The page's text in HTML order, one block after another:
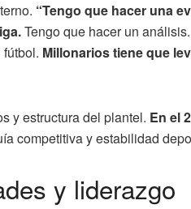
“Tengo que hacer una
Tengo que hacer un
Millonarios tiene que
y estructura del plantel. En el
competitiva y estabilidad
y liderazgo